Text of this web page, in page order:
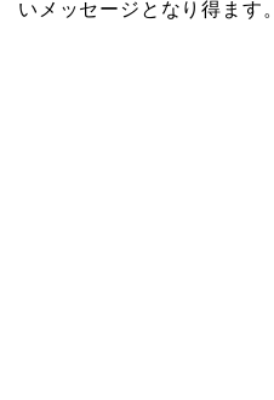
いメッセージとなり得ます。